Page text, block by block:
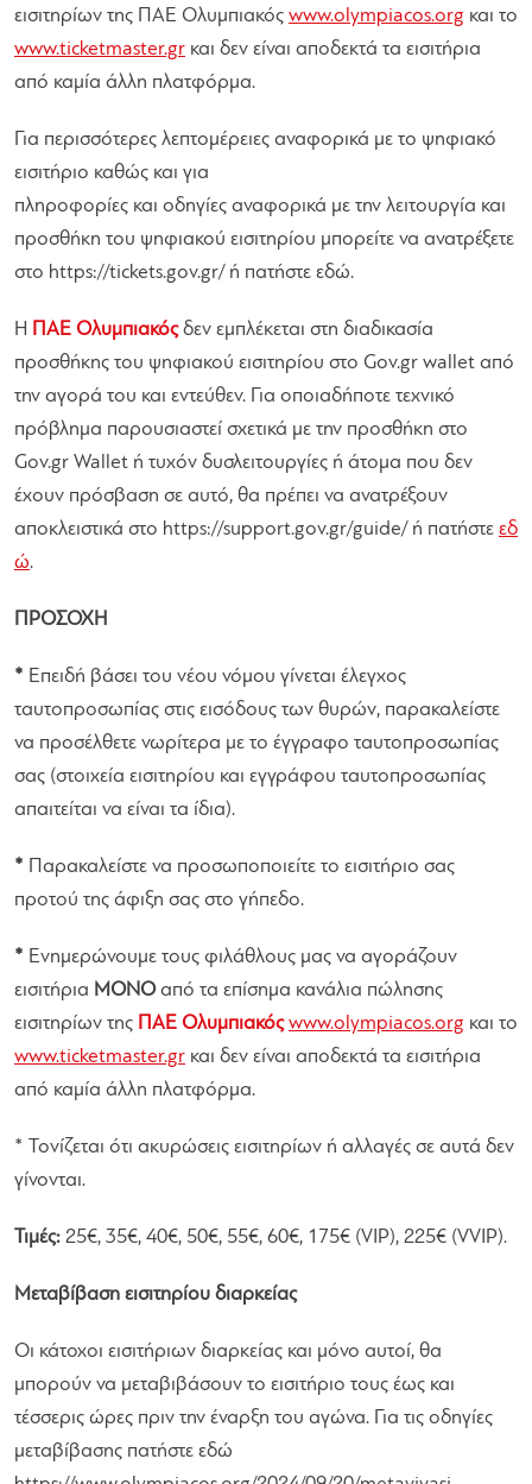
εισιτηρίων της ΠΑΕ Ολυμπιακός www.olympiacos.org και το
www.ticketmaster.gr και δεν είναι αποδεκτά τα εισιτήρια
από καμία άλλη πλατφόρμα.
Για περισσότερες λεπτομέρειες αναφορικά με το ψηφιακό
εισιτήριο καθώς και για
πληροφορίες και οδηγίες αναφορικά με την λειτουργία και
προσθήκη του ψηφιακού εισιτηρίου μπορείτε να ανατρέξετε
στο https://tickets.gov.gr/ ή πατήστε εδώ.
Η ΠΑΕ Ολυμπιακόςδεν εμπλέκεται στη διαδικασία
προσθήκης του ψηφιακού εισιτηρίου στο Gov.gr wallet από
την αγορά του και εντεύθεν. Για οποιαδήποτε τεχνικό
πρόβλημα παρουσιαστεί σχετικά με την προσθήκη στο
Gov.gr Wallet ή τυχόν δυσλειτουργίες ή άτομα που δεν
έχουν πρόσβαση σε αυτό, θα πρέπει να ανατρέξουν
αποκλειστικά στο https://support.gov.gr/guide/ ή πατήστε εδ
ώ.
ΠΡΟΣΟΧΗ
* Επειδή βάσει του νέου νόμου γίνεται έλεγχος
ταυτοπροσωπίας στις εισόδους των θυρών, παρακαλείστε
να προσέλθετε νωρίτερα με το έγγραφο ταυτοπροσωπίας
σας (στοιχεία εισιτηρίου και εγγράφου ταυτοπροσωπίας
απαιτείται να είναι τα ίδια).
* Παρακαλείστε να προσωποποιείτε το εισιτήριο σας
προτού της άφιξη σας στο γήπεδο.
* Ενημερώνουμε τους φιλάθλους μας να αγοράζουν
εισιτήρια ΜΟΝΟαπό τα επίσημα κανάλια πώλησης
εισιτηρίων της ΠΑΕ Ολυμπιακός www.olympiacos.org και το
www.ticketmaster.gr και δεν είναι αποδεκτά τα εισιτήρια
από καμία άλλη πλατφόρμα.
* Τονίζεται ότι ακυρώσεις εισιτηρίων ή αλλαγές σε αυτά δεν
γίνονται.
Τιμές: 25€, 35€, 40€, 50€, 55€, 60€, 175€ (VIP), 225€ (VVIP).
Μεταβίβαση εισιτηρίου διαρκείας
Οι κάτοχοι εισιτήριων διαρκείας και μόνο αυτοί, θα
μπορούν να μεταβιβάσουν το εισιτήριo τους έως και
τέσσερις ώρες πριν την έναρξη του αγώνα. Για τις οδηγίες
μεταβίβασης πατήστε εδώ